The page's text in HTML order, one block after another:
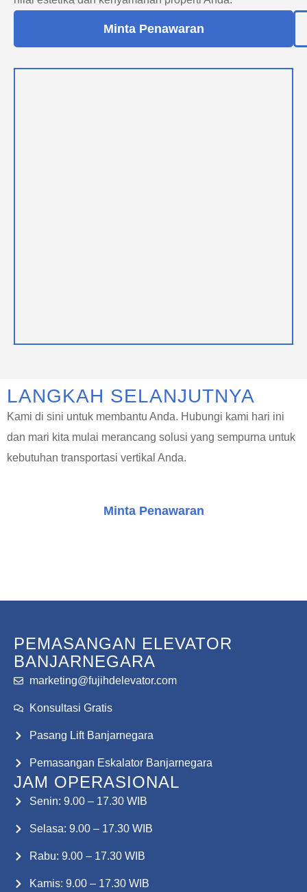
Minta Penawaran
LANGKAH SELANJUTNYA
Kami di sini untuk membantu Anda. Hubungi kami hari ini
dan mari kita mulai merancang solusi yang sempurna untuk
kebutuhan transportasi vertikal Anda.
Minta Penawaran
PEMASANGAN ELEVATOR
BANJARNEGARA
marketing@fujihdelevator.com
Konsultasi Gratis
Pasang Lift Banjarnegara
Pemasangan Eskalator Banjarnegara
JAM OPERASIONAL
Senin: 9.00 – 17.30 WIB
Selasa: 9.00 – 17.30 WIB
Rabu: 9.00 – 17.30 WIB
Kamis: 9.00 – 17.30 WIB